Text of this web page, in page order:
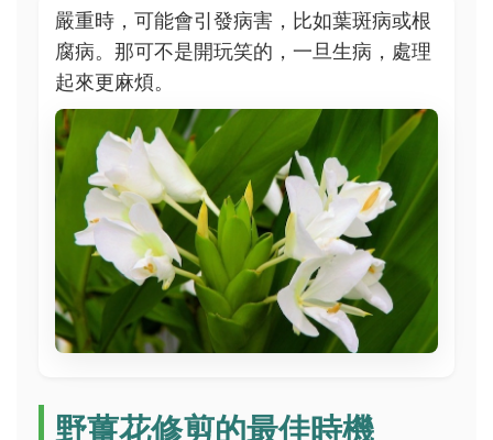
嚴重時，可能會引發病害，比如葉斑病或根
腐病。那可不是開玩笑的，一旦生病，處理
起來更麻煩。
野薑花修剪的最佳時機